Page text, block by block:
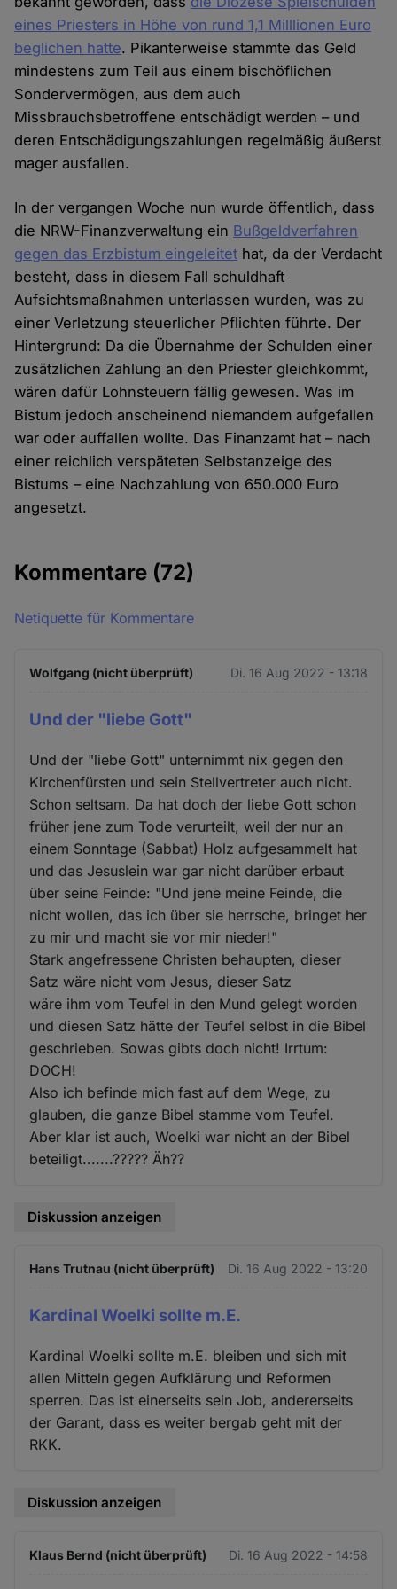
eines Priesters in Höhe von rund 1,1 Milllionen Euro
beglichen hatte. Pikanterweise stammte das Geld
mindestens zum Teil aus einem bischöflichen
Sondervermögen, aus dem auch
Missbrauchsbetroffene entschädigt werden – und
deren Entschädigungszahlungen regelmäßig äußerst
mager ausfallen.
In der vergangen Woche nun wurde öffentlich, dass
die NRW-Finanzverwaltung ein Bußgeldverfahren
gegen das Erzbistum eingeleitet hat, da der Verdacht
besteht, dass in diesem Fall schuldhaft
Aufsichtsmaßnahmen unterlassen wurden, was zu
einer Verletzung steuerlicher Pflichten führte. Der
Hintergrund: Da die Übernahme der Schulden einer
zusätzlichen Zahlung an den Priester gleichkommt,
wären dafür Lohnsteuern fällig gewesen. Was im
Bistum jedoch anscheinend niemandem aufgefallen
war oder auffallen wollte. Das Finanzamt hat – nach
einer reichlich verspäteten Selbstanzeige des
Bistums – eine Nachzahlung von 650.000 Euro
angesetzt.
Kommentare (72)
Netiquette für Kommentare
Wolfgang (nicht überprüft) Di. 16 Aug 2022 - 13:18
Und der "liebe Gott"
Und der "liebe Gott" unternimmt nix gegen den
Kirchenfürsten und sein Stellvertreter auch nicht.
Schon seltsam. Da hat doch der liebe Gott schon
früher jene zum Tode verurteilt, weil der nur an
einem Sonntage (Sabbat) Holz aufgesammelt hat
und das Jesuslein war gar nicht darüber erbaut
über seine Feinde: "Und jene meine Feinde, die
nicht wollen, das ich über sie herrsche, bringet her
zu mir und macht sie vor mir nieder!"
Stark angefressene Christen behaupten, dieser
Satz wäre nicht vom Jesus, dieser Satz
wäre ihm vom Teufel in den Mund gelegt worden
und diesen Satz hätte der Teufel selbst in die Bibel
geschrieben. Sowas gibts doch nicht! Irrtum:
DOCH!
Also ich befinde mich fast auf dem Wege, zu
glauben, die ganze Bibel stamme vom Teufel.
Aber klar ist auch, Woelki war nicht an der Bibel
beteiligt.......????? Äh??
Diskussion anzeigen
Hans Trutnau (nicht überprüft) Di. 16 Aug 2022 - 13:20
Kardinal Woelki sollte m.E.
Kardinal Woelki sollte m.E. bleiben und sich mit
allen Mitteln gegen Aufklärung und Reformen
sperren. Das ist einerseits sein Job, andererseits
der Garant, dass es weiter bergab geht mit der
RKK.
Diskussion anzeigen
Klaus Bernd (nicht überprüft) Di. 16 Aug 2022 - 14:58